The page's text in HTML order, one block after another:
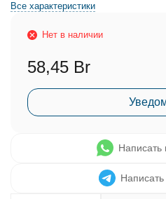
Все характеристики
Нет в наличии
58,45 Br
Написать